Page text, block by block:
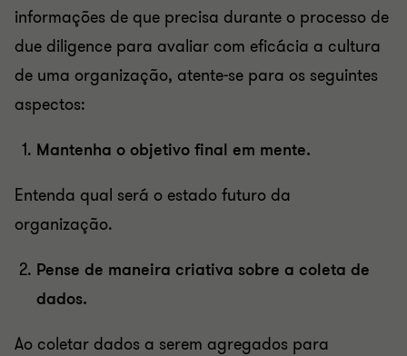
informações de que precisa durante o processo de
due diligence para avaliar com eficácia a cultura
de uma organização, atente-se para os seguintes
aspectos:
Mantenha o objetivo final em mente.
Entenda qual será o estado futuro da
organização.
Pense de maneira criativa sobre a coleta de
dados.
Ao coletar dados a serem agregados para